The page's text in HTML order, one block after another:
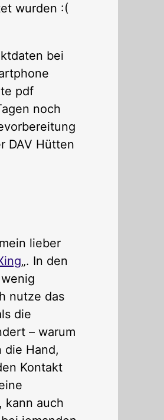
wurden :(
bei
pdf
noch
DAV Hütten
lieber
„. In den
nutze das
die
– warum
die Hand,
Kontakt
kann auch